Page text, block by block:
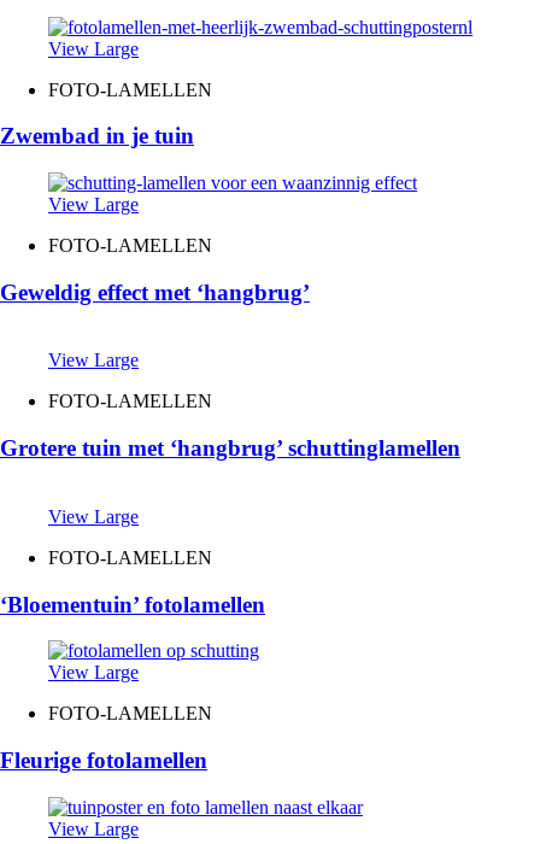
View Large
FOTO-LAMELLEN
Zwembad in je tuin
View Large
FOTO-LAMELLEN
Geweldig effect met ‘hangbrug’
View Large
FOTO-LAMELLEN
Grotere tuin met ‘hangbrug’ schuttinglamellen
View Large
FOTO-LAMELLEN
‘Bloementuin’ fotolamellen
View Large
FOTO-LAMELLEN
Fleurige fotolamellen
View Large